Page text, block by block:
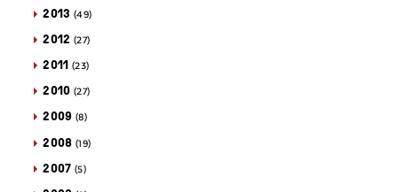
2013 (49)
2012 (27)
2011 (23)
2010 (27)
2009 (8)
2008 (19)
2007 (5)